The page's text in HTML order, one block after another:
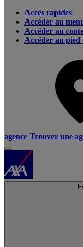
Accès rapides
Accéder au
Accéder au
Accéder au pied
agence Trouver une